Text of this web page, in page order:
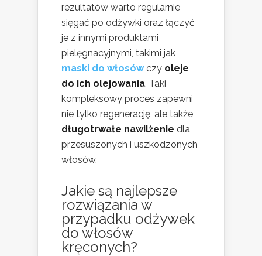
rezultatów warto regularnie
sięgać po odżywki oraz łączyć
je z innymi produktami
pielęgnacyjnymi, takimi jak
maski do włosówczy oleje
do ich olejowania. Taki
kompleksowy proces zapewni
nie tylko regenerację, ale także
długotrwałe nawilżenie dla
przesuszonych i uszkodzonych
włosów.
Jakie są najlepsze
rozwiązania w
przypadku odżywek
do włosów
kręconych?